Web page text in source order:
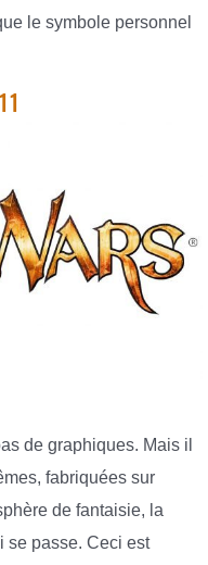
le symbole personnel
de graphiques. Mais il
fabriquées sur
de fantaisie, la
se passe. Ceci est